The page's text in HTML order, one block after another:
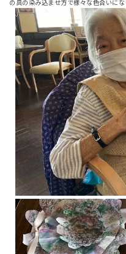
の具の染み込ませ方で様々な色合いに